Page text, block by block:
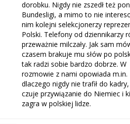
dorobku. Nigdy nie zszedł też
Bundesligi, a mimo to nie
nim kolejni selekcjonerzy
Polski. Telefony od dziennikarzy
przeważnie milczały. Jak sam
czasem brakuje mu słów po
tak radzi sobie bardzo dobrze. W
rozmowie z nami opowiada m.in.
dlaczego nigdy nie trafił do
czuje przywiązanie do Niemiec i
zagra w polskiej lidze.